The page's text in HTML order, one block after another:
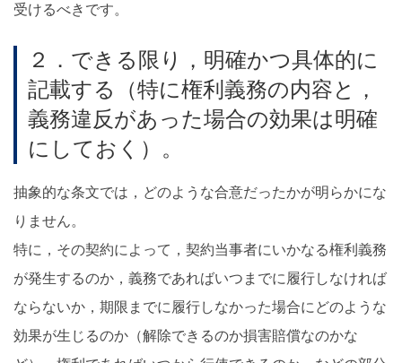
受けるべきです。
２．できる限り，明確かつ具体的に
記載する（特に権利義務の内容と，
義務違反があった場合の効果は明確
にしておく）。
抽象的な条文では，どのような合意だったかが明らかにな
りません。
特に，その契約によって，契約当事者にいかなる権利義務
が発生するのか，義務であればいつまでに履行しなければ
ならないか，期限までに履行しなかった場合にどのような
効果が生じるのか（解除できるのか損害賠償なのかな